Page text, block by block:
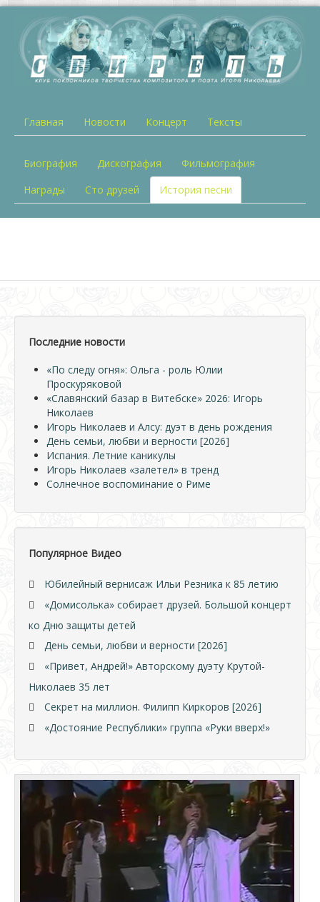
Главная Новости Концерт Тексты
Биография Дискография
Фильмография
Награды
Сто друзей История песни
Последние новости
«По следу огня»: Ольга - роль Юлии
Проскуряковой
«Славянский базар в Витебске» 2026: Игорь
Николаев
Игорь Николаев и Алсу: дуэт в день рождения
День семьи, любви и верности [2026]
Испания. Летние каникулы
Игорь Николаев «залетел» в тренд
Солнечное воспоминание о Риме
Популярное Видео
Юбилейный вернисаж Ильи Резника к 85 летию
«Домисолька» собирает друзей. Большой концерт
ко Дню защиты детей
День семьи, любви и верности [2026]
«Привет, Андрей!» Авторскому дуэту Крутой-
Николаев 35 лет
Секрет на миллион. Филипп Киркоров [2026]
«Достояние Республики» группа «Руки вверх!»